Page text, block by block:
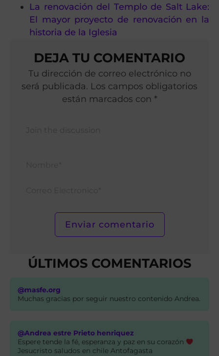
La renovación del Templo de Salt Lake:
El mayor proyecto de renovación en la
historia de la Iglesia
DEJA TU COMENTARIO
Tu dirección de correo electrónico no
será publicada. Los campos obligatorios
están marcados con *
ÚLTIMOS COMENTARIOS
@masfe.org
Muchas gracias por seguir nuestro contenido Andrea.
@Andrea estre Prieto henriquez
Espere tende la fé, esperanza y paz en su corazón
Jesucristo saludos en chile Antofagasta